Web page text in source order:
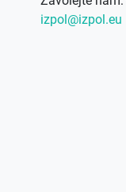
izpol@izpol.eu